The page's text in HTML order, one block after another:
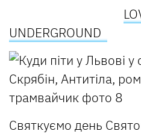
UNDERGROUND
Святкуємо день